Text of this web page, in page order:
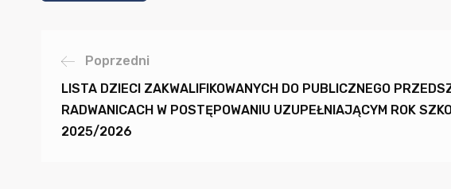
Poprzedni
LISTA DZIECI ZAKWALIFIKOWANYCH DO PUBLICZNEGO
RADWANICACH W POSTĘPOWANIU UZUPEŁNIAJĄCYM ROK
2025/2026